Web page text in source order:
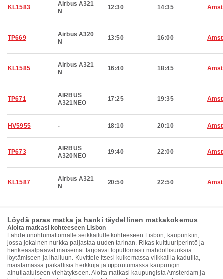
KL1583
Airbus A321
N
12:30 14:35
TP669
Airbus A320
N
13:50 16:00
KL1585
Airbus A321
N
16:40 18:45
TP671
AIRBUS
A321NEO
17:25 19:35
HV5955 - 18:10 20:10
TP673
AIRBUS
A320NEO
19:40 22:00
KL1587
Airbus A321
N
20:50 22:50
Löydä paras matka ja hanki täydellinen matkakokemus
Aloita matkasi kohteeseen Lisbon
Lähde unohtumattomalle seikkailulle kohteeseen Lisbon, kaupunkiin,
jossa jokainen nurkka paljastaa uuden tarinan. Rikas kulttuuriperintö ja
henkeäsalpaavat maisemat tarjoavat loputtomasti mahdollisuuksia
löytämiseen ja ihailuun. Kuvittele itsesi kulkemassa vilkkailla kaduilla,
maistamassa paikallisia herkkuja ja uppoutumassa kaupungin
ainutlaatuiseen viehätykseen. Aloita matkasi kaupungista Amsterdam ja